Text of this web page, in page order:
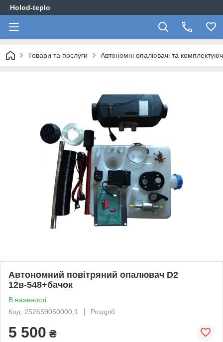
Holod-teplo
Товари та послуги Автономні опалювачі та
Автономний повітряний опалювач D2
12в-548+бачок
В наявності
Код: 252659050000,1
Роздріб
5 500 ₴